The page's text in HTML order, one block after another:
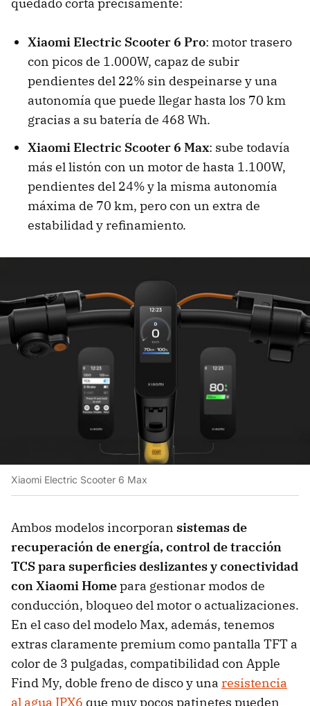
Xiaomi Electric Scooter 6 Pro: motor trasero
con picos de 1.000W, capaz de subir
pendientes del 22% sin despeinarse y una
autonomía que puede llegar hasta los 70 km
gracias a su batería de 468 Wh.
Xiaomi Electric Scooter 6 Max: sube todavía
más el listón con un motor de hasta 1.100W,
pendientes del 24% y la misma autonomía
máxima de 70 km, pero con un extra de
estabilidad y refinamiento.
Xiaomi Electric Scooter 6 Max
Ambos modelos incorporan sistemas de
recuperación de energía, control de tracción
TCS para superficies deslizantes y conectividad
con Xiaomi Homepara gestionar modos de
conducción, bloqueo del motor o actualizaciones.
En el caso del modelo Max, además, tenemos
extras claramente premium como pantalla TFT a
color de 3 pulgadas, compatibilidad con Apple
Find My, doble freno de disco y una resistencia
al agua IPX6 que muy pocos patinetes pueden